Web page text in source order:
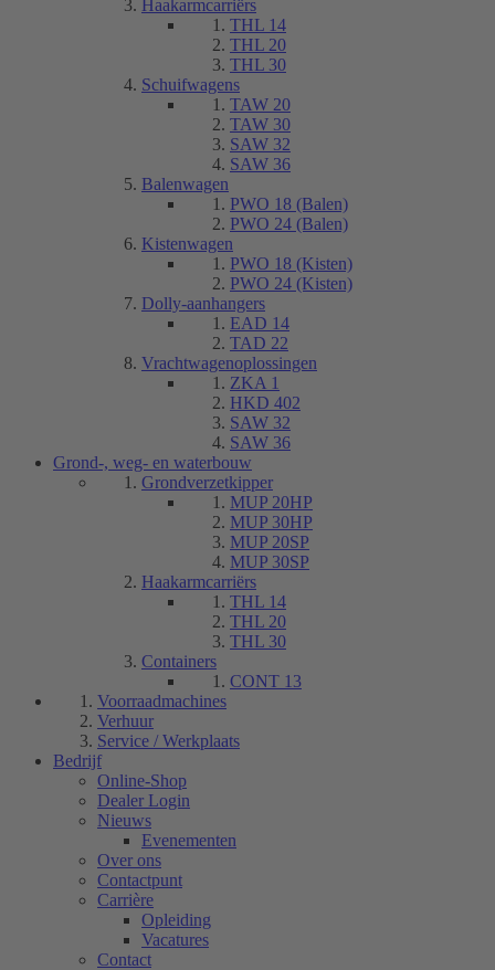
Haakarmcarriërs
THL 14
THL 20
THL 30
Schuifwagens
TAW 20
TAW 30
SAW 32
SAW 36
Balenwagen
PWO 18 (Balen)
PWO 24 (Balen)
Kistenwagen
PWO 18 (Kisten)
PWO 24 (Kisten)
Dolly-aanhangers
EAD 14
TAD 22
Vrachtwagenoplossingen
ZKA 1
HKD 402
SAW 32
SAW 36
Grond-, weg- en waterbouw
Grondverzetkipper
MUP 20HP
MUP 30HP
MUP 20SP
MUP 30SP
Haakarmcarriërs
THL 14
THL 20
THL 30
Containers
CONT 13
Voorraadmachines
Verhuur
Service / Werkplaats
Bedrijf
Online-Shop
Dealer Login
Nieuws
Evenementen
Over ons
Contactpunt
Carrière
Opleiding
Vacatures
Contact